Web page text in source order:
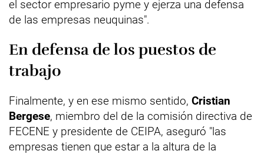
el sector empresario pyme y ejerza una defensa
de las empresas neuquinas".
En defensa de los puestos de
trabajo
Finalmente, y en ese mismo sentido, Cristian
Bergese, miembro del de la comisión directiva de
FECENE y presidente de CEIPA, aseguró "las
empresas tienen que estar a la altura de la